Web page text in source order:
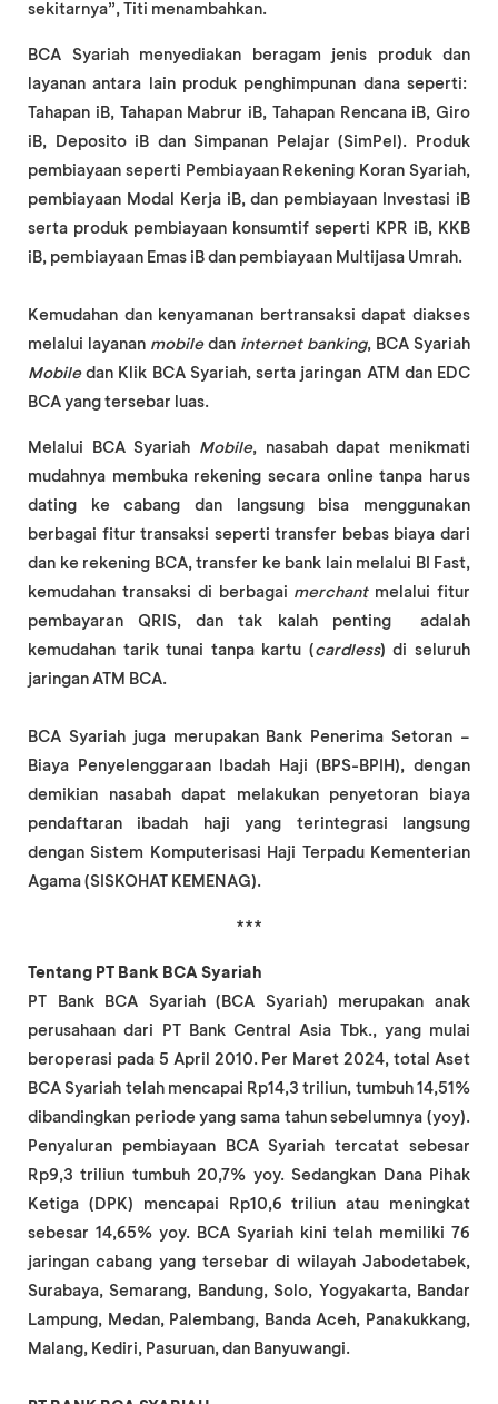
sekitarnya”, Titi menambahkan.
BCA Syariah menyediakan beragam jenis produk dan
layanan antara lain produk penghimpunan dana seperti:
Tahapan iB, Tahapan Mabrur iB, Tahapan Rencana iB, Giro
iB, Deposito iB dan Simpanan Pelajar (SimPel). Produk
pembiayaan seperti Pembiayaan Rekening Koran Syariah,
pembiayaan Modal Kerja iB, dan pembiayaan Investasi iB
serta produk pembiayaan konsumtif seperti KPR iB, KKB
iB, pembiayaan Emas iB dan pembiayaan Multijasa Umrah.
Kemudahan dan kenyamanan bertransaksi dapat diakses
melalui layanan mobiledan internet banking, BCA Syariah
Mobiledan Klik BCA Syariah, serta jaringan ATM dan EDC
BCA yang tersebar luas.
Melalui BCA Syariah Mobile, nasabah dapat menikmati
mudahnya membuka rekening secara online tanpa harus
dating ke cabang dan langsung bisa menggunakan
berbagai fitur transaksi seperti transfer bebas biaya dari
dan ke rekening BCA, transfer ke bank lain melalui BI Fast,
kemudahan transaksi di berbagai merchant melalui fitur
pembayaran QRIS, dan tak kalah penting adalah
kemudahan tarik tunai tanpa kartu (cardless) di seluruh
jaringan ATM BCA.
BCA Syariah juga merupakan Bank Penerima Setoran –
Biaya Penyelenggaraan Ibadah Haji (BPS-BPIH), dengan
demikian nasabah dapat melakukan penyetoran biaya
pendaftaran ibadah haji yang terintegrasi langsung
dengan Sistem Komputerisasi Haji Terpadu Kementerian
Agama (SISKOHAT KEMENAG).
***
Tentang PT Bank BCA Syariah
PT Bank BCA Syariah (BCA Syariah) merupakan anak
perusahaan dari PT Bank Central Asia Tbk., yang mulai
beroperasi pada 5 April 2010. Per Maret 2024, total Aset
BCA Syariah telah mencapai Rp14,3 triliun, tumbuh 14,51%
dibandingkan periode yang sama tahun sebelumnya (yoy).
Penyaluran pembiayaan BCA Syariah tercatat sebesar
Rp9,3 triliun tumbuh 20,7% yoy. Sedangkan Dana Pihak
Ketiga (DPK) mencapai Rp10,6 triliun atau meningkat
sebesar 14,65% yoy. BCA Syariah kini telah memiliki 76
jaringan cabang yang tersebar di wilayah Jabodetabek,
Surabaya, Semarang, Bandung, Solo, Yogyakarta, Bandar
Lampung, Medan, Palembang, Banda Aceh, Panakukkang,
Malang, Kediri, Pasuruan, dan Banyuwangi.